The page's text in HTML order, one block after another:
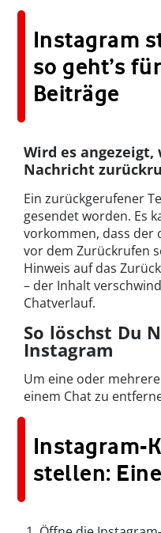
Instagram
so geht’s
Beiträge
Wird es angezeigt,
Nachricht
Ein zurückgerufener
gesendet worden. Es
vorkommen, dass der
vor dem Zurückrufen
Hinweis auf das
– der Inhalt
Chatverlauf.
So löschst Du
Instagram
Um eine oder
einem Chat zu
Instagram-
stellen: